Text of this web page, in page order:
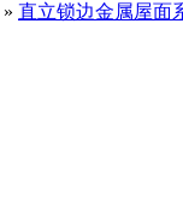
» 直立锁边金属屋面